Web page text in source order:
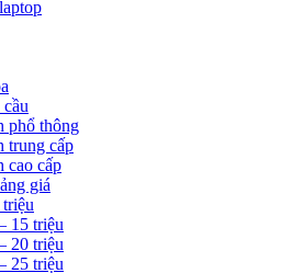
phổ thông
trung cấp
cao cấp
giá
15 triệu
20 triệu
25 triệu